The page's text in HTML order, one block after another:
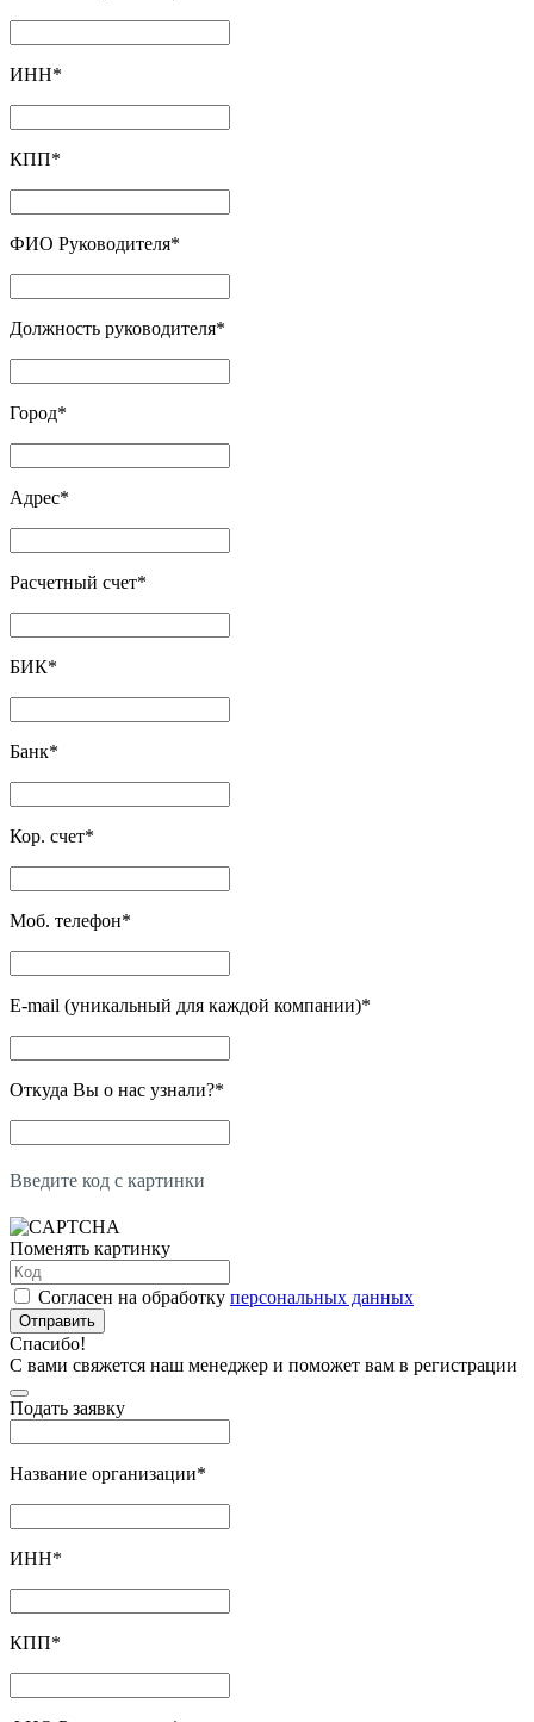
ИНН*
КПП*
ФИО Руководителя*
Должность руководителя*
Город*
Адрес*
Расчетный счет*
БИК*
Банк*
Кор. счет*
Моб. телефон*
E-mail (уникальный для каждой компании)*
Откуда Вы о нас узнали?*
Введите код с картинки
Поменять картинку
Согласен на обработку персональных данных
Отправить
Спасибо!
С вами свяжется наш менеджер и поможет вам в регистрации
Подать заявку
Название организации*
ИНН*
КПП*